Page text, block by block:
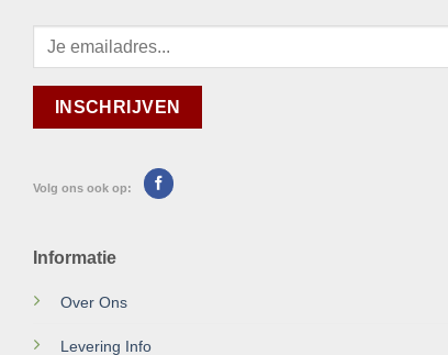
Volg ons ook op:
Informatie
Over Ons
Levering Info